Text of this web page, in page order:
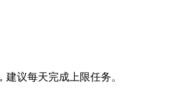
议每天完成上限任务。